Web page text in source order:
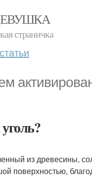
страничка
статьи
из древесины,
поверхностью,